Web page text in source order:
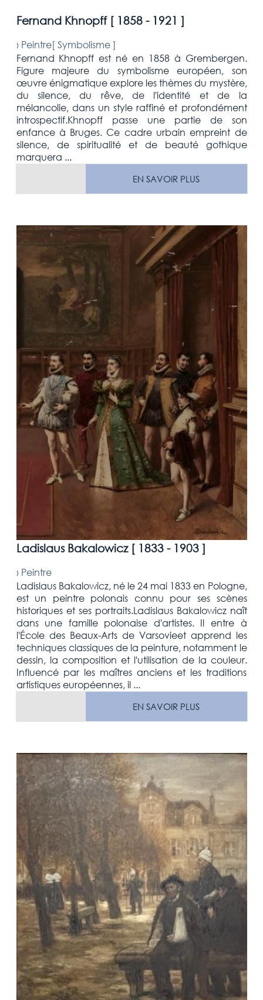
Fernand Khnopff [ 1858 - 1921 ]
› Peintre[ Symbolisme]
Fernand Khnopff est né en 1858 à Grembergen.
Figure majeure du symbolisme européen, son
œuvre énigmatique explore les thèmes du mystère,
du silence, du rêve, de l'identité et de la
mélancolie, dans un style raffiné et profondément
introspectif.Khnopff passe une partie de son
enfance à Bruges. Ce cadre urbain empreint de
silence, de spiritualité et de beauté gothique
marquera ...
EN SAVOIR PLUS
Ladislaus Bakalowicz [ 1833 - 1903]
› Peintre
Ladislaus Bakalowicz, né le 24 mai 1833 en Pologne,
est un peintre polonais connu pour ses scènes
historiques et ses portraits.Ladislaus Bakalowicz naît
dans une famille polonaise d'artistes. Il entre à
l'École des Beaux-Arts de Varsovieet apprend les
techniques classiques de la peinture, notamment le
dessin, la composition et l'utilisation de la couleur.
Influencé par les maîtres anciens et les traditions
artistiques européennes, il ...
EN SAVOIR PLUS